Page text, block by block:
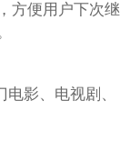
方便用户下次继
影、电视剧、